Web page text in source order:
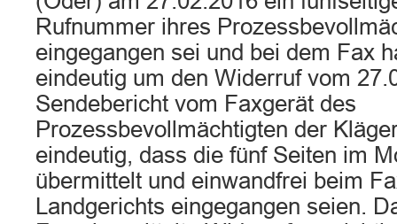
Rufnummer ihres
eingegangen sei und bei dem Fax
eindeutig um den Widerruf vom
Sendebericht vom Faxgerät des
Prozessbevollmächtigten der
eindeutig, dass die fünf Seiten im
übermittelt und einwandfrei beim
Landgerichts eingegangen seien.